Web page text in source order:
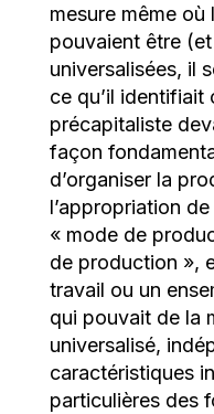
mesure même
pouvaient être
universalisées, il
ce qu’il identifiait
précapitaliste
façon
d’organiser la
l’appropriation
« mode de
de production »,
travail ou un
qui pouvait de la
universalisé,
caractéristiques
particulières des